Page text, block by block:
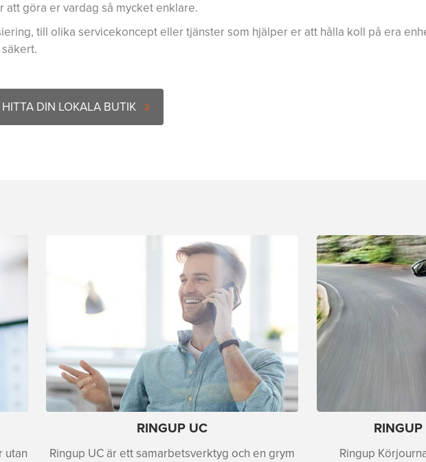
att göra er vardag så mycket enklare.
till olika servicekoncept eller tjänster som hjälper er att hålla koll på era
HITTA DIN LOKALA BUTIK
utan
RINGUP UC
Ringup UC är ett samarbetsverktyg och en grym
Ringup